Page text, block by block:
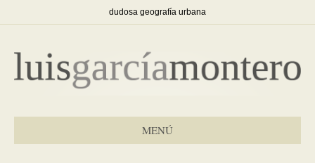
dudosa geografía urbana
MENÚ